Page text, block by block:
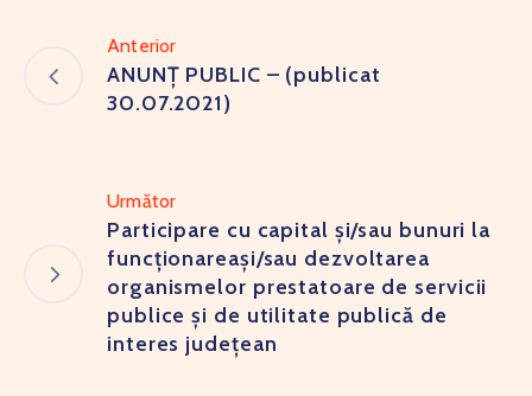
Anterior
ANUNȚ PUBLIC – (publicat
30.07.2021)
Următor
Participare cu capital și/sau bunuri la
funcționareași/sau dezvoltarea
organismelor prestatoare de servicii
publice și de utilitate publică de
interes județean